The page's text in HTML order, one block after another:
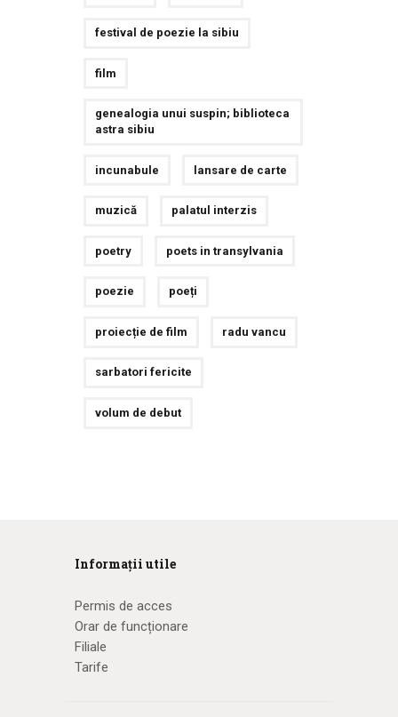
festival de poezie la sibiu
film
genealogia unui suspin; biblioteca
astra sibiu
incunabule lansare de carte
muzică palatul interzis
poetry poets in transylvania
poezie poeți
proiecție de film radu vancu
sarbatori fericite
volum de debut
Informații utile
Permis de acces
Orar de funcționare
Filiale
Tarife